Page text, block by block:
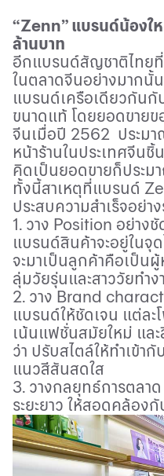
“Zenn” แบรนด์น้องใ
ล้านบาท
อีกแบรนด์สัญชาติไทย
ในตลาดจีนอย่างมากนั้
แบรนด์เครือเดียวกันกั
ขนาดแท้ โดยยอดขาย
จีนเมื่อปี 2562 ประมา
หน้าร้านในประเทศจีน
คิดเป็นยอดขายก็ประม
ทั้งนี้สาเหตุที่แบรนด์
ประสบความสำเร็จอย่าง
1. วาง Position อย่างชั
แบรนด์สินค้าจะอยู่ในจุ
จะมาเป็นลูกค้าคือเป็น
ลุ่มวัยรุ่นและสาววัยทำ
2. วาง Brand
แบรนด์ให้ชัดเจน แต่ละ
เน้นแฟชั่นสมัยใหม่ แล
ว่า ปรับสไตล์ให้ทำเข้
แนวสีสันสดใส
3. วางกลยุทธ์การตลาด
ระยะยาว ให้สอดคล้องกั